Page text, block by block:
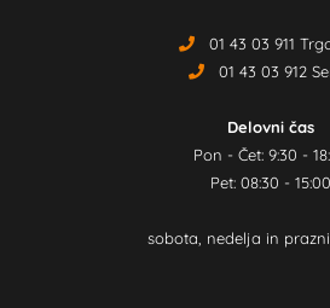
01 43 03 911
01 43 03 912
Delovni čas
Pon - Čet: 9:30 -
Pet: 08:30 - 15:00
sobota, nedelja in